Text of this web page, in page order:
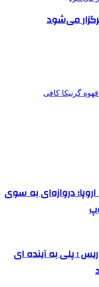
می‌شود
گرنیکا کافی
دروازه‌ای به سوی
؛ پلی به آینده ‌ای